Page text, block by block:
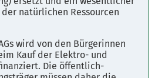
natürlichen Ressourcen
wird von den Bürgerinnen
Kauf der Elektro- und
Die öffentlich-
08:00 - 17:00 Uhr